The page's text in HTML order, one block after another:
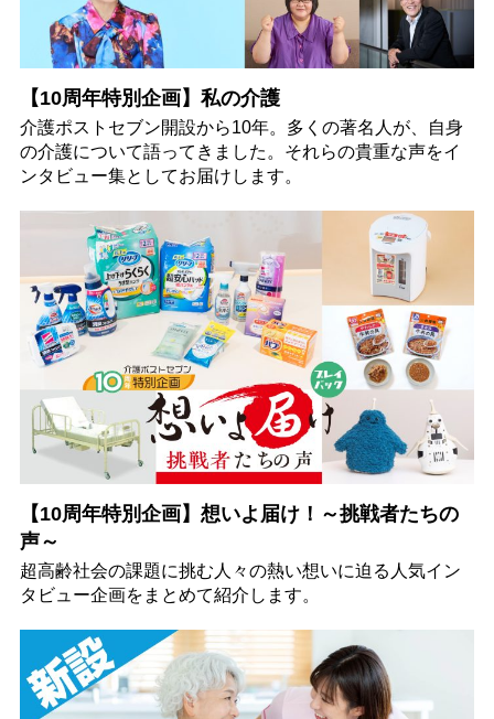
【10周年特別企画】私の介護
介護ポストセブン開設から10年。多くの著名人が、自身
の介護について語ってきました。それらの貴重な声をイ
ンタビュー集としてお届けします。
【10周年特別企画】想いよ届け！～挑戦者たちの
声～
超高齢社会の課題に挑む人々の熱い想いに迫る人気イン
タビュー企画をまとめて紹介します。